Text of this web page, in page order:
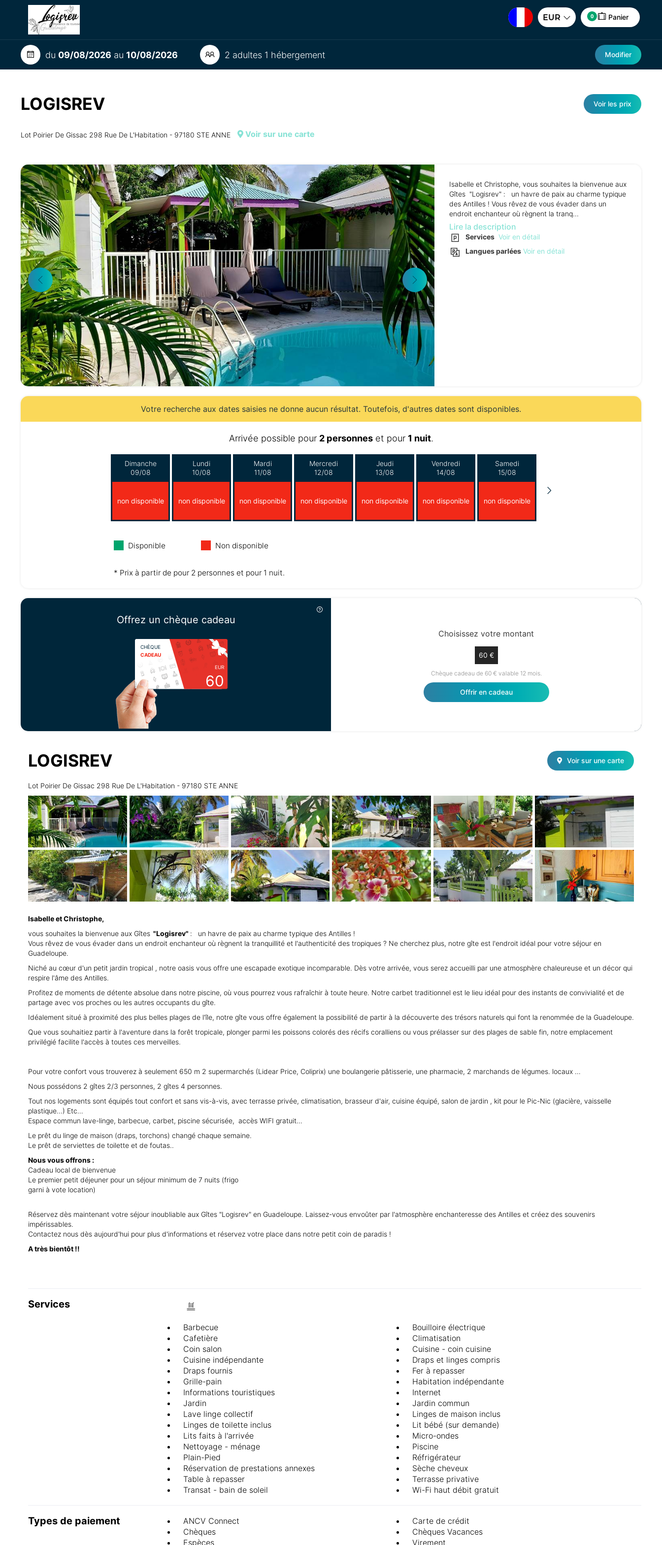
EUR 0 Panier
du 09/08/2026 au 10/08/2026 2 adultes 1 hébergement Modifier
LOGISREV
Lot Poirier De Gissac 298 Rue De L'Habitation - 97180 STE ANNE Voir sur une carte
Voir les prix
Isabelle et Christophe, vous souhaites la bienvenue aux
Gîtes "Logisrev" : un havre de paix au charme typique
des Antilles ! Vous rêvez de vous évader dans un
endroit enchanteur où règnent la tranq...
Lire la description
Services Voir en détail
Langues parlées Voir en détail
Votre recherche aux dates saisies ne donne aucun résultat. Toutefois, d'autres dates sont disponibles.
Arrivée possible pour 2 personneset pour 1 nuit.
Dimanche
09/08
non disponible
Lundi
10/08
non disponible
Mardi
11/08
non disponible
Mercredi
12/08
non disponible
Jeudi
13/08
non disponible
Vendredi
14/08
non disponible
Samedi
15/08
non disponible
Disponible Non disponible
* Prix à partir de pour 2 personnes et pour 1 nuit.
Offrez un chèque cadeau
CHÈQUE
CADEAU
EUR
60
Choisissez votre montant
60 €
Chèque cadeau de 60 € valable 12 mois.
Offrir en cadeau
LOGISREV
Lot Poirier De Gissac 298 Rue De L'Habitation - 97180 STE ANNE
Voir sur une carte
Isabelle et Christophe,
vous souhaites la bienvenue aux Gîtes "Logisrev" : un havre de paix au charme typique des Antilles !
Vous rêvez de vous évader dans un endroit enchanteur où règnent la tranquillité et l'authenticité des tropiques ? Ne cherchez plus, notre gîte est l'endroit idéal pour votre séjour en
Guadeloupe.
Niché au cœur d'un petit jardin tropical , notre oasis vous offre une escapade exotique incomparable. Dès votre arrivée, vous serez accueilli par une atmosphère chaleureuse et un décor qui
respire l'âme des Antilles.
Profitez de moments de détente absolue dans notre piscine, où vous pourrez vous rafraîchir à toute heure. Notre carbet traditionnel est le lieu idéal pour des instants de convivialité et de
partage avec vos proches ou les autres occupants du gîte.
Idéalement situé à proximité des plus belles plages de l'île, notre gîte vous offre également la possibilité de partir à la découverte des trésors naturels qui font la renommée de la Guadeloupe.
Que vous souhaitiez partir à l'aventure dans la forêt tropicale, plonger parmi les poissons colorés des récifs coralliens ou vous prélasser sur des plages de sable fin, notre emplacement
privilégié facilite l'accès à toutes ces merveilles.
Pour votre confort vous trouverez à seulement 650 m 2 supermarchés (Lidear Price, Coliprix) une boulangerie pâtisserie, une pharmacie, 2 marchands de légumes. locaux …
Nous possédons 2 gîtes 2/3 personnes, 2 gîtes 4 personnes.
Tout nos logements sont équipés tout confort et sans vis-à-vis, avec terrasse privée, climatisation, brasseur d'air, cuisine équipé, salon de jardin , kit pour le Pic-Nic (glacière, vaisselle
plastique…) Etc…
Espace commun lave-linge, barbecue, carbet, piscine sécurisée, accès WIFI gratuit…
Le prêt du linge de maison (draps, torchons) changé chaque semaine.
Le prêt de serviettes de toilette et de foutas..
Nous vous offrons :
Cadeau local de bienvenue
Le premier petit déjeuner pour un séjour minimum de 7 nuits (frigo
garni à vote location)
Réservez dès maintenant votre séjour inoubliable aux Gîtes "Logisrev" en Guadeloupe. Laissez-vous envoûter par l'atmosphère enchanteresse des Antilles et créez des souvenirs
impérissables.
Contactez nous dès aujourd'hui pour plus d'informations et réservez votre place dans notre petit coin de paradis !
A très bientôt !!
Services
Barbecue
Bouilloire électrique
Cafetière
Climatisation
Coin salon
Cuisine - coin cuisine
Cuisine indépendante
Draps et linges compris
Draps fournis
Fer à repasser
Grille-pain
Habitation indépendante
Informations touristiques
Internet
Jardin
Jardin commun
Lave linge collectif
Linges de maison inclus
Linges de toilette inclus
Lit bébé (sur demande)
Lits faits à l'arrivée
Micro-ondes
Nettoyage - ménage
Piscine
Plain-Pied
Réfrigérateur
Réservation de prestations annexes
Sèche cheveux
Table à repasser
Terrasse privative
Transat - bain de soleil
Wi-Fi haut débit gratuit
Types de paiement ANCV Connect
Carte de crédit
Chèques
Chèques Vacances
Espèces
Virement